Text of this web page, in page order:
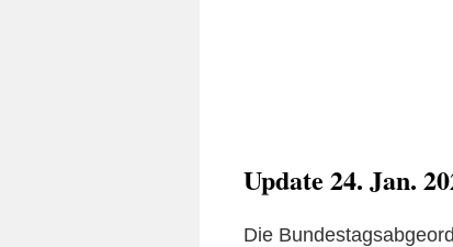
Update 24. Jan.
Die